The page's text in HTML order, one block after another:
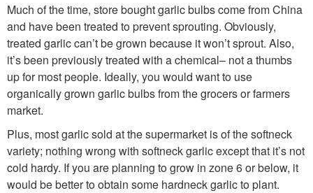
Much of the time, store bought garlic bulbs come from China
and have been treated to prevent sprouting. Obviously,
treated garlic can’t be grown because it won’t sprout. Also,
it’s been previously treated with a chemical– not a thumbs
up for most people. Ideally, you would want to use
organically grown garlic bulbs from the grocers or farmers
market.
Plus, most garlic sold at the supermarket is of the softneck
variety; nothing wrong with softneck garlic except that it’s not
cold hardy. If you are planning to grow in zone 6 or below, it
would be better to obtain some hardneck garlic to plant.